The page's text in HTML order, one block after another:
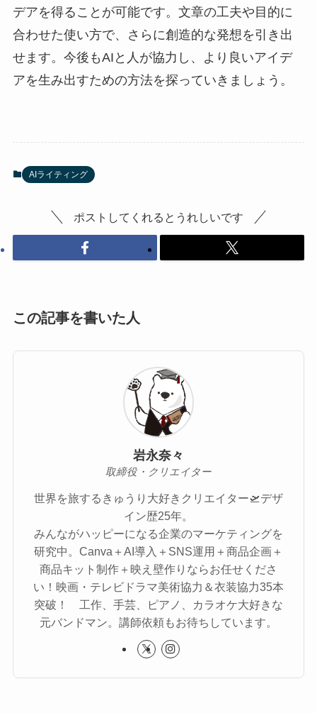
デアを得ることが可能です。文章の工夫や目的に
合わせた使い方で、さらに創造的な発想を引き出
せます。今後もAIと人が協力し、より良いアイデ
アを生み出すための方法を探っていきましょう。
AIライティング
ポストしてくれるとうれしいです
この記事を書いた人
岩永奈々
取締役・クリエイター
世界を旅するきゅうり大好きクリエイター🛫デザ
イン歴25年。
みんながハッピーになる企業のマーケティングを
研究中。Canva＋AI導入＋SNS運用＋商品企画＋
商品キット制作＋映え壁作りならお任せくださ
い！映画・テレビドラマ美術協力＆衣装協力35本
突破！ 工作、手芸、ピアノ、カラオケ大好きな
元バンドマン。講師依頼もお待ちしています。